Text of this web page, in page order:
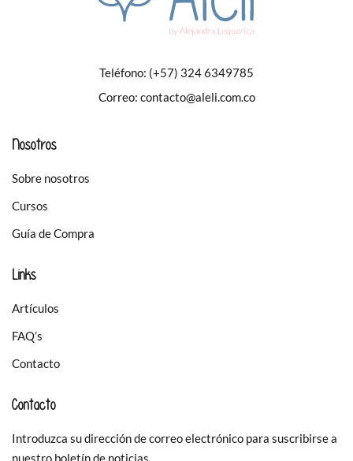
Teléfono: (+57) 324 6349785
Correo: contacto@aleli.com.co
Nosotros
Sobre nosotros
Cursos
Guía de Compra
Links
Artículos
FAQ’s
Contacto
Contacto
Introduzca su dirección de correo electrónico para suscribirse a
nuestro boletín de noticias